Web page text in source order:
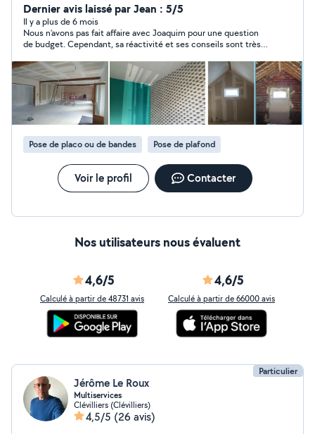
Dernier avis laissé par Jean : 5/5
Il y a plus de 6 mois
Nous n’avons pas fait affaire avec Joaquim pour une question
de budget. Cependant, sa réactivité et ses conseils sont très
travaillé avec lui les yeux fermés.
Pose de placo ou de bandes Pose de plafond
Voir le profil Contacter
Nos utilisateurs nous évaluent
4,6/5
Calculé à partir de 48731 avis
4,6/5
Calculé à partir de 66000 avis
Particulier
Jérôme Le Roux
Multiservices
Clévilliers (Clévilliers)
4,5/5 (26 avis)